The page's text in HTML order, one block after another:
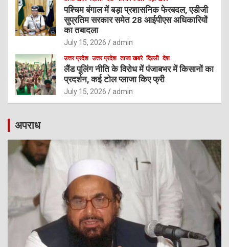
पश्चिम बंगाल में बड़ा प्रशासनिक फेरबदल, एडीजी
सुप्रतिम सरकार समेत 28 आईपीएस अधिकारियों
का तबादला
July 15, 2026 admin
उत्तर प्रदेश उत्तर प्रदेश ताजा खबरे दिल्ली देश
लैंड पूलिंग नीति के विरोध में पंजाबभर में किसानों का
प्रदर्शन, कई टोल प्लाजा किए फ्री
July 15, 2026 admin
अपराध